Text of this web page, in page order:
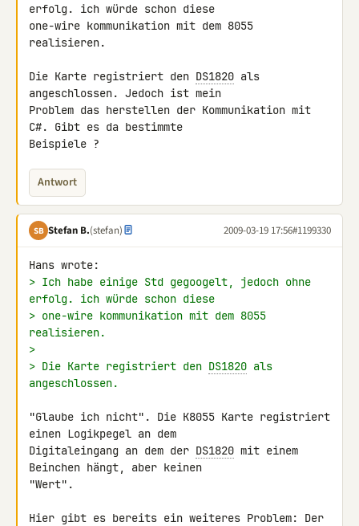
erfolg. ich würde schon diese
one-wire kommunikation mit dem 8055
realisieren.
Die Karte registriert den DS1820 als
angeschlossen. Jedoch ist mein
Problem das herstellen der Kommunikation mit
C#. Gibt es da bestimmte
Beispiele ?
Antwort
SB Stefan B.(stefan) 2009-03-19 17:56#1199330
> Ich habe einige Std gegoogelt, jedoch ohne
erfolg. ich würde schon diese
> one-wire kommunikation mit dem 8055
realisieren.
>
> Die Karte registriert den DS1820 als
angeschlossen.
"Glaube ich nicht". Die K8055 Karte registriert
einen Logikpegel an dem
Digitaleingang an dem der DS1820 mit einem
Beinchen hängt, aber keinen
"Wert".
Hier gibt es bereits ein weiteres Problem: Der